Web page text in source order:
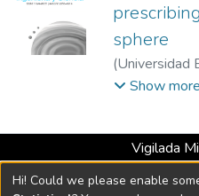
sphere
(Universidad
Granados-
Show more
Vigilada
Universidad con
Resolución
Hi! Could we please enable